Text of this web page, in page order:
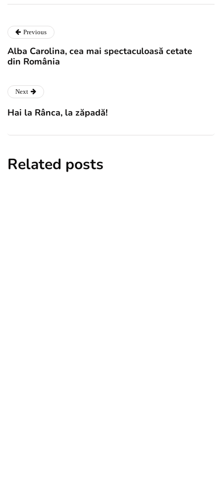
Previous
Alba Carolina, cea mai spectaculoasă cetate
din România
Next
Hai la Rânca, la zăpadă!
Related posts